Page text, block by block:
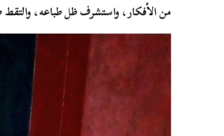
من الأفكار، واستشرف ظل طباعه،